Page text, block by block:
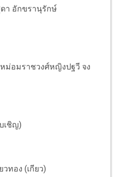
า อักขรานุรักษ์
ม่อมราชวงศ์หญิงปฐวี จง
เชิญ)
ทอง (เกียว)